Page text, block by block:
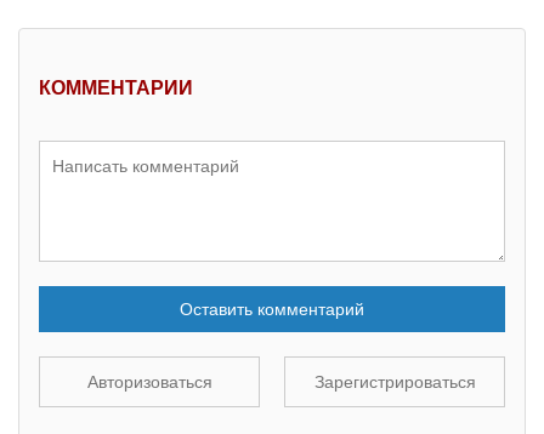
КОММЕНТАРИИ
Оставить комментарий
Авторизоваться Зарегистрироваться